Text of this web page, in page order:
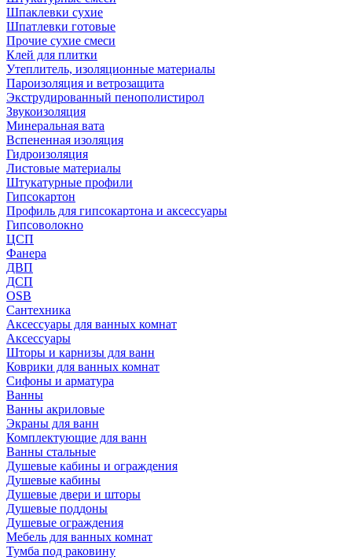
Шпаклевки сухие
Шпатлевки готовые
Прочие сухие смеси
Клей для плитки
Утеплитель, изоляционные материалы
Пароизоляция и ветрозащита
Экструдированный пенополистирол
Звукоизоляция
Минеральная вата
Вспененная изоляция
Гидроизоляция
Листовые материалы
Штукатурные профили
Гипсокартон
Профиль для гипсокартона и аксессуары
Гипсоволокно
ЦСП
Фанера
ДВП
ДСП
OSB
Сантехника
Аксессуары для ванных комнат
Аксессуары
Шторы и карнизы для ванн
Коврики для ванных комнат
Сифоны и арматура
Ванны
Ванны акриловые
Экраны для ванн
Комплектующие для ванн
Ванны стальные
Душевые кабины и ограждения
Душевые кабины
Душевые двери и шторы
Душевые поддоны
Душевые ограждения
Мебель для ванных комнат
Тумба под раковину